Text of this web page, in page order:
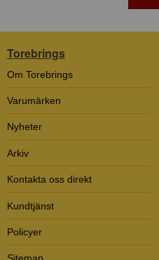
Torebrings
Om Torebrings
Varumärken
Nyheter
Arkiv
Kontakta oss direkt
Kundtjänst
Policyer